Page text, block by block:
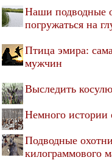
Наши подводные
погружаться на
Птица эмира:
мужчин
Выследить
Немного истории
Подводные
килограммового